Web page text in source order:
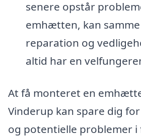
senere opstår
emhætten, kan
reparation og
altid har en
At få monteret en
Vinderup kan spare dig
og potentielle problemer